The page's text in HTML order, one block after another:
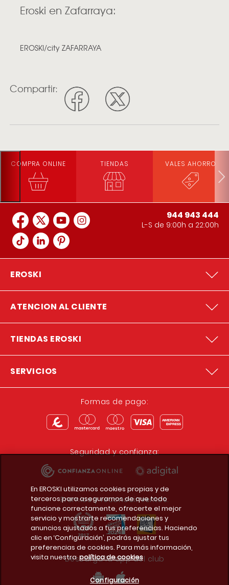
Eroski en Zafarraya:
EROSKI/city ZAFARRAYA
Compartir:
COMPRA ONLINE TIENDAS VALES AHORRO
944 943 444
L-S de 9:00h a 22:00h
EROSKI
ATENCION AL CLIENTE
TIENDAS EROSKI
SERVICIOS
Formas de pago:
Seguridad y confianza:
Premios y reconocimientos:
Descarga la app del club
En EROSKI utilizamos cookies propias y de
terceros para asegurarnos de que todo
funcione correctamente, ofrecerte el mejor
servicio y mostrarte recomendaciones y
anuncios ajustados a tus preferencias. Haciendo
clic en ‘Configuración’, podrás ajustar tus
preferencias de cookies. Para más información,
visita nuestra política de cookies
Configuración